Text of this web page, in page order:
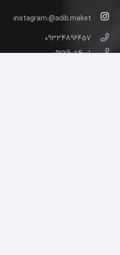
instagram:@adib.maket
09334896457
09226054001